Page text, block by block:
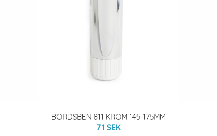
BORDSBEN 811 KROM 145-175MM
71 SEK